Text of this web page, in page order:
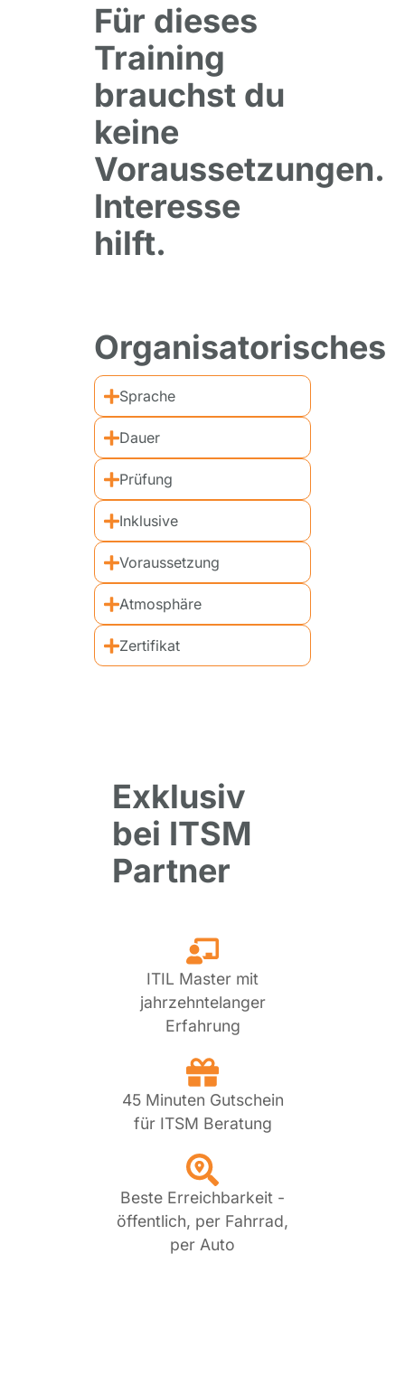
Für dieses
Training
brauchst du
keine
Voraussetzungen.
Interesse
hilft.
Organisatorisches
Sprache
Dauer
Prüfung
Inklusive
Voraussetzung
Atmosphäre
Zertifikat
Exklusiv
bei ITSM
Partner
ITIL Master mit
jahrzehntelanger
Erfahrung
45 Minuten Gutschein
für ITSM Beratung
Beste Erreichbarkeit -
öffentlich, per Fahrrad,
per Auto